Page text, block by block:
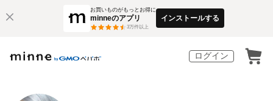
お買いものがもっとお得に
minneのアプリ
3万件以上
インストールする
ログイン